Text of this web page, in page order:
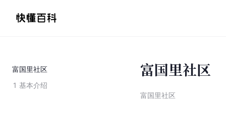
富国里社区
1 基本介绍
富国里社区
富国里社区